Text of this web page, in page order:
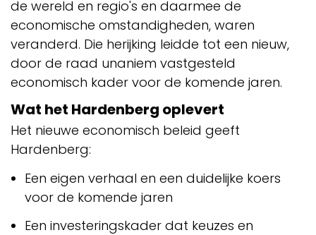
de wereld en regio's en daarmee de
economische omstandigheden, waren
veranderd. Die herijking leidde tot een nieuw,
door de raad unaniem vastgesteld
economisch kader voor de komende jaren.
Wat het Hardenberg oplevert
Het nieuwe economisch beleid geeft
Hardenberg:
Een eigen verhaal en een duidelijke koers
voor de komende jaren
Een investeringskader dat keuzes en